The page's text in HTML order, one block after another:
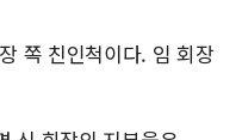
쪽 친인척이다. 임 회장